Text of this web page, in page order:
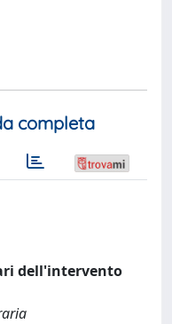
completa
dell'intervento